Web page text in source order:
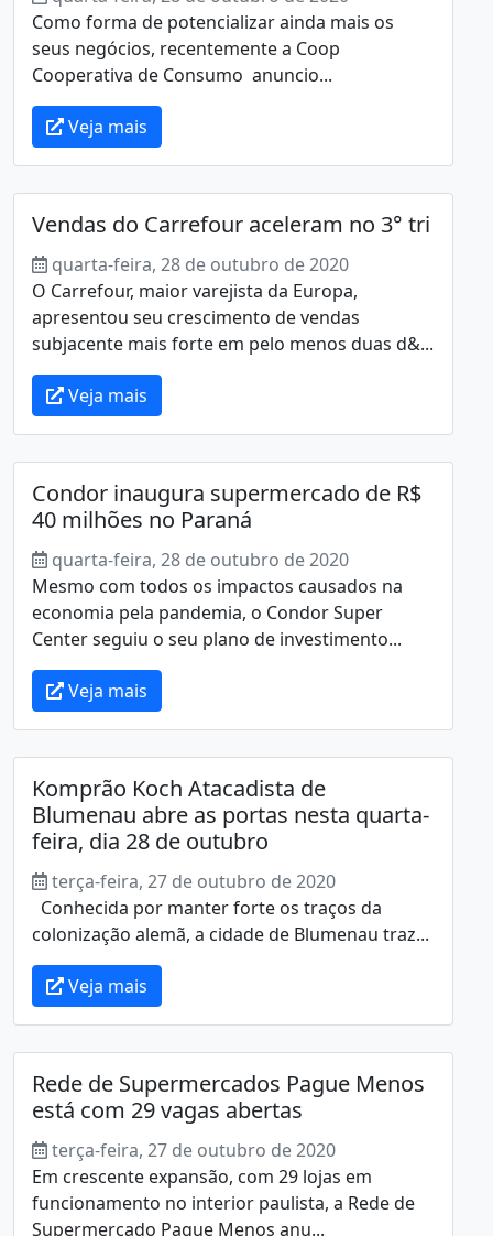
Como forma de potencializar ainda mais os
seus negócios, recentemente a Coop 
Cooperativa de Consumo  anuncio...
Veja mais
Vendas do Carrefour aceleram no 3° tri
quarta-feira, 28 de outubro de 2020
O Carrefour, maior varejista da Europa,
apresentou seu crescimento de vendas
subjacente mais forte em pelo menos duas d&...
Veja mais
Condor inaugura supermercado de R$
40 milhões no Paraná
quarta-feira, 28 de outubro de 2020
Mesmo com todos os impactos causados na
economia pela pandemia, o Condor Super
Center seguiu o seu plano de investimento...
Veja mais
Komprão Koch Atacadista de
Blumenau abre as portas nesta quarta-
feira, dia 28 de outubro
terça-feira, 27 de outubro de 2020
Conhecida por manter forte os traços da
colonização alemã, a cidade de Blumenau traz...
Veja mais
Rede de Supermercados Pague Menos
está com 29 vagas abertas
terça-feira, 27 de outubro de 2020
Em crescente expansão, com 29 lojas em
funcionamento no interior paulista, a Rede de
Supermercado Pague Menos anu...